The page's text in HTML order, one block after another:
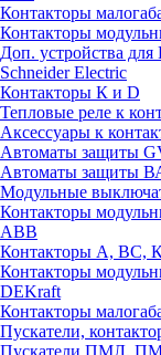
Контакторы
Контакторы
Доп. устройства
Schneider Electric
Контакторы К и D
Тепловые реле к
Аксессуары к
Автоматы защиты
Автоматы защиты
Модульные
Контакторы
ABB
Контакторы А, ВС,
Контакторы
DEKraft
Контакторы
Пускатели,
Пускатели ПМЛ,